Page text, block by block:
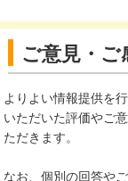
ご意見・ご
よりよい情報提供を
いただいた評価やご
ただきます。
なお、個別の回答や